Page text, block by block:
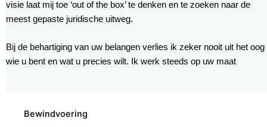
Bewindvoering
visie laat mij toe ‘out of the box’ te denken en te zoeken naar de
meest gepaste juridische uitweg.
Bij de behartiging van uw belangen verlies ik zeker nooit uit het oog
wie u bent en wat u precies wilt. Ik werk steeds op uw maat